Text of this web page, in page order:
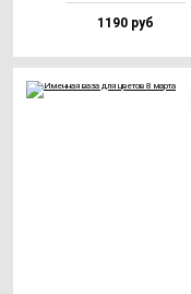
1190 руб